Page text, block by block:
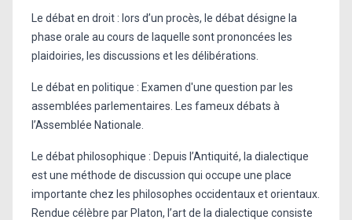
Le débat en droit : lors d’un procès, le débat désigne la
phase orale au cours de laquelle sont prononcées les
plaidoiries, les discussions et les délibérations.
Le débat en politique : Examen d'une question par les
assemblées parlementaires. Les fameux débats à
l’Assemblée Nationale.
Le débat philosophique : Depuis l’Antiquité, la dialectique
est une méthode de discussion qui occupe une place
importante chez les philosophes occidentaux et orientaux.
Rendue célèbre par Platon, l’art de la dialectique consiste